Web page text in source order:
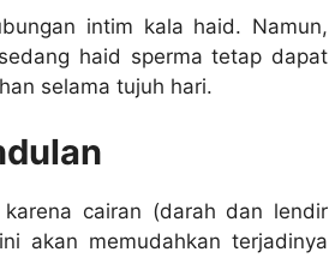
intim kala haid. Namun,
haid sperma tetap dapat
selama tujuh hari.
cairan (darah dan lendir
akan memudahkan terjadinya